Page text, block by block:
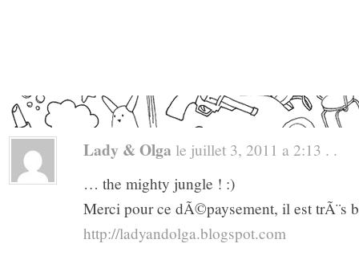
Lady & Olga le juillet 3, 2011 a 2:13 . .
… the mighty jungle ! :)
Merci pour ce dÃ©paysement, il est trÃ¨s
http://ladyandolga.blogspot.com